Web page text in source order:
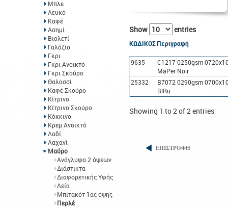
Μπλε
Λευκό
Καφέ
Ασημί
Βιολετί
Γαλάζιο
Γκρι
Γκρι Ανοικτό
Γκρι Σκούρο
Θαλασσί
Καφέ Σκούρο
Κίτρινο
Κίτρινο Σκούρο
Κόκκινο
Κρεμ Ανοικτό
Λαδί
Λαχανί
Μαύρο
Ανάγλυφα 2 όψεων
Διάστικτα
Διαφορετικής Υφής
Λεία
Μπιτακότ 1ας όψης
Περλέ
Show entries
ΚΩΔΙΚΟΣΠεριγραφή
9635
C1217 0250gsm
MaPer Noir
25332
B7072 0290gsm
BlRu
Showing 1 to 2 of 2 entries
ΕΠΙΣΤΡΟΦΗ